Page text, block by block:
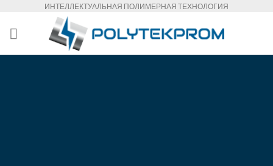
content
ИНТЕЛЛЕКТУАЛЬНАЯ ПОЛИМЕРНАЯ ТЕХНОЛОГИЯ